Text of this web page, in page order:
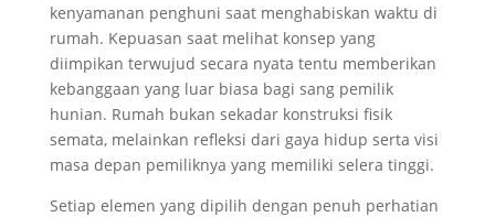
kenyamanan penghuni saat menghabiskan waktu di
rumah. Kepuasan saat melihat konsep yang
diimpikan terwujud secara nyata tentu memberikan
kebanggaan yang luar biasa bagi sang pemilik
hunian. Rumah bukan sekadar konstruksi fisik
semata, melainkan refleksi dari gaya hidup serta visi
masa depan pemiliknya yang memiliki selera tinggi.
Setiap elemen yang dipilih dengan penuh perhatian